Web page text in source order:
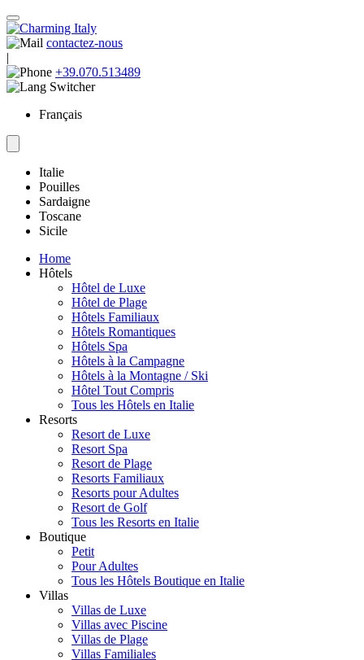
contactez-nous
|
+39.070.513489
Français
Italie
Pouilles
Sardaigne
Toscane
Sicile
Home
Hôtels
Hôtel de Luxe
Hôtel de Plage
Hôtels Familiaux
Hôtels Romantiques
Hôtels Spa
Hôtels à la Campagne
Hôtels à la Montagne / Ski
Hôtel Tout Compris
Tous les Hôtels en Italie
Resorts
Resort de Luxe
Resort Spa
Resort de Plage
Resorts Familiaux
Resorts pour Adultes
Resort de Golf
Tous les Resorts en Italie
Boutique
Petit
Pour Adultes
Tous les Hôtels Boutique en Italie
Villas
Villas de Luxe
Villas avec Piscine
Villas de Plage
Villas Familiales